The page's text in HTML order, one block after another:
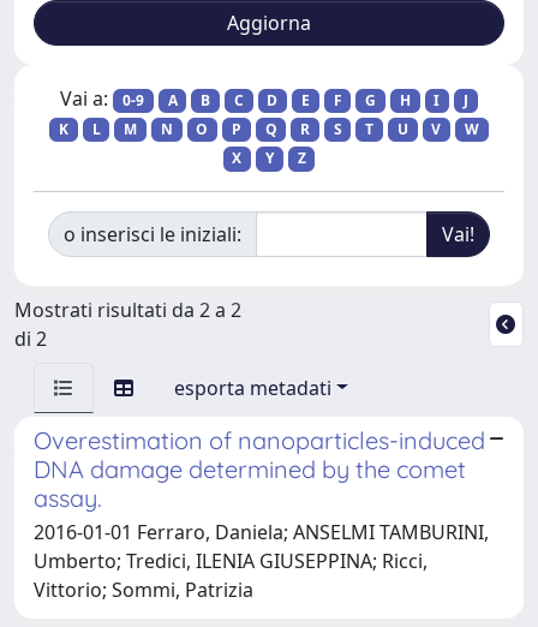
Vai a: 0-9 A B C D E F G H I
J
K
L M N O P Q R S T U V
W
X
Y Z
o inserisci le iniziali:
Mostrati risultati da 2 a 2
di 2
esporta metadati
Overestimation of nanoparticles-induced
DNA damage determined by the comet
assay.
2016-01-01 Ferraro, Daniela; ANSELMI TAMBURINI,
Umberto; Tredici, ILENIA GIUSEPPINA; Ricci,
Vittorio; Sommi, Patrizia